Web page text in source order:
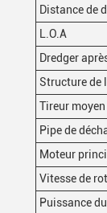
Distance de
L.O.A
Dredger
Structure de
Tireur moyen
Pipe de
Moteur
Vitesse de
Puissance